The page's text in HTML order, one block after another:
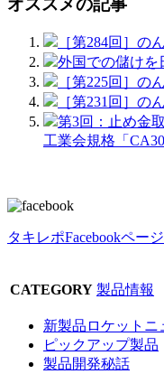
オススメの記事
［第284回］の
外国での儲けを
［第225回］の
［第231回］の
第3回：止め金
工業会規格「
タキレポFacebookペー
CATEGORY 製品情報
新製品ロケットニ
ピックアップ製品
製品開発秘話